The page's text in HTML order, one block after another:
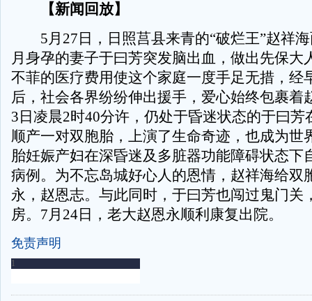
【新闻回放】
5月27日，日照莒县来青的“破烂王”赵祥海
月身孕的妻子于曰芳突发脑出血，做出先保大
不菲的医疗费用使这个家庭一度手足无措，经
后，社会各界纷纷伸出援手，爱心始终包裹着
3日凌晨2时40分许，仍处于昏迷状态的于曰芳
顺产一对双胞胎，上演了生命奇迹，也成为世
胎妊娠产妇在深昏迷及多脏器功能障碍状态下
病例。为不忘岛城好心人的恩情，赵祥海给双
永，赵恩志。与此同时，于曰芳也闯过鬼门关
房。7月24日，老大赵恩永顺利康复出院。
免责声明
-